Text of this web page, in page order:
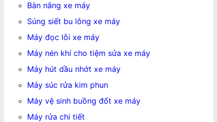
Bàn nâng xe máy
Súng siết bu lông xe máy
Máy đọc lỗi xe máy
Máy nén khí cho tiệm sửa xe máy
Máy hút dầu nhớt xe máy
Máy súc rửa kim phun
Máy vệ sinh buồng đốt xe máy
Máy rửa chi tiết